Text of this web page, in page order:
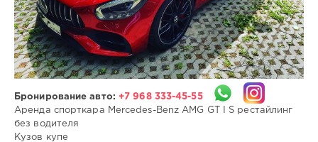
Бронирование авто: +7 968 333-45-55
Аренда спорткара Mercedes-Benz AMG GT I S рестайлинг
без водителя
Кузов купе